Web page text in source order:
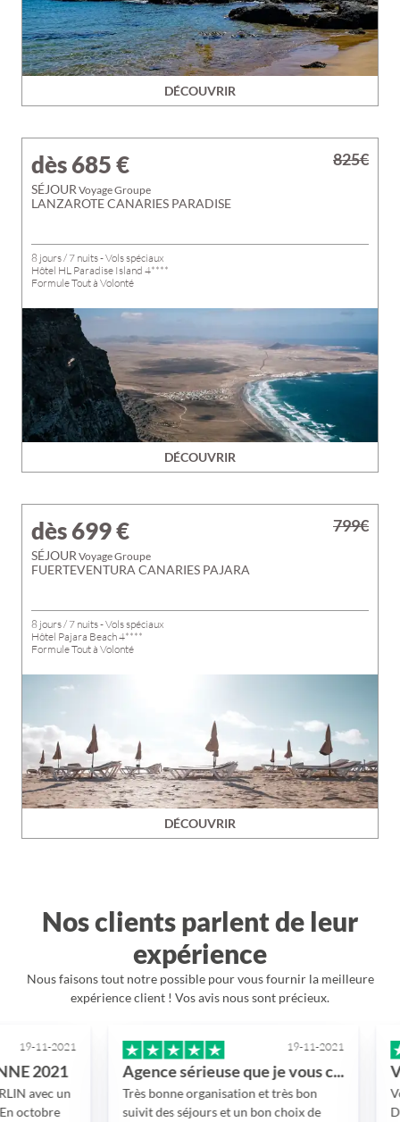
DÉCOUVRIR
dès 685€
SÉJOUR Voyage Groupe
LANZAROTE CANARIES PARADISE
8 jours / 7 nuits - Vols spéciaux
Hôtel HL Paradise Island 4****
Formule Tout à Volonté
DÉCOUVRIR
825€
dès 699€
SÉJOUR Voyage Groupe
FUERTEVENTURA CANARIES PAJARA
8 jours / 7 nuits - Vols spéciaux
Hôtel Pajara Beach 4****
Formule Tout à Volonté
DÉCOUVRIR
799€
Nos clients parlent de leur
expérience
Nous faisons tout notre possible pour vous fournir la meilleure
expérience client ! Vos avis nous sont précieux.
2021
un
19-11-2021
Agence sérieuse que je vous conseille
Très bonne organisation et très bon
suivit des séjours et un bon choix de
Voyage
Dubai